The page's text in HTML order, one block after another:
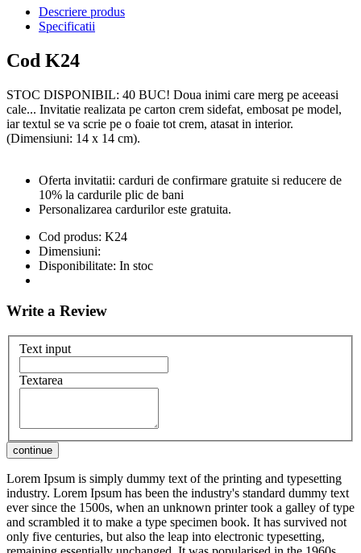
Descriere produs
Specificatii
Cod K24
STOC DISPONIBIL: 40 BUC! Doua inimi care merg pe aceeasi
cale... Invitatie realizata pe carton crem sidefat, embosat pe model,
iar textul se va scrie pe o foaie tot crem, atasat in interior.
(Dimensiuni: 14 x 14 cm).
Oferta invitatii: carduri de confirmare gratuite si reducere de
10% la cardurile plic de bani
Personalizarea cardurilor este gratuita.
Cod produs: K24
Dimensiuni:
Disponibilitate: In stoc
Write a Review
Text input
Textarea
Lorem Ipsum is simply dummy text of the printing and typesetting
industry. Lorem Ipsum has been the industry's standard dummy text
ever since the 1500s, when an unknown printer took a galley of type
and scrambled it to make a type specimen book. It has survived not
only five centuries, but also the leap into electronic typesetting,